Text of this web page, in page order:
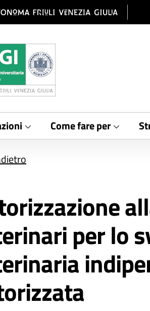
Come fare per
per lo